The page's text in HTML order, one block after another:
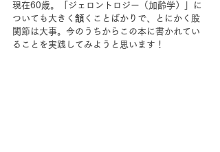
現在60歳。「ジェロントロジー（加齢学）」に
ついても大きく頷くことばかりで、とにかく股
関節は大事。今のうちからこの本に書かれてい
ることを実践してみようと思います！